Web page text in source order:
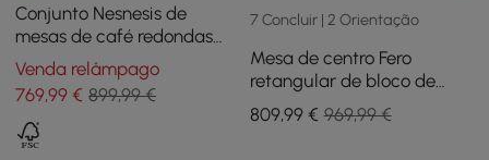
Conjunto Nesnesis de
mesas de café redondas
com 2 gavetas, brancas
Venda relâmpago
769,99 € 899,99 €
7 Concluir | 2 Orientação
Mesa de centro Fero
retangular de bloco de
nogueira de 120 cm, móvel
de TV extensível de
809,99€ 969,99 €